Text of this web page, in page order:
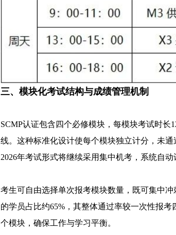
三、模块化考试结构与成绩管理机制
SCMP认证包含四个必修模块，每模块考试时长
线。这种标准化设计使每个模块独立计分，未
2026年考试形式将继续采用集中机考，系统自动
考生可自由选择单次报考模块数量，既可集中
的学员占比约65%，其整体通过率较一次性报
个模块，确保工作与学习平衡。